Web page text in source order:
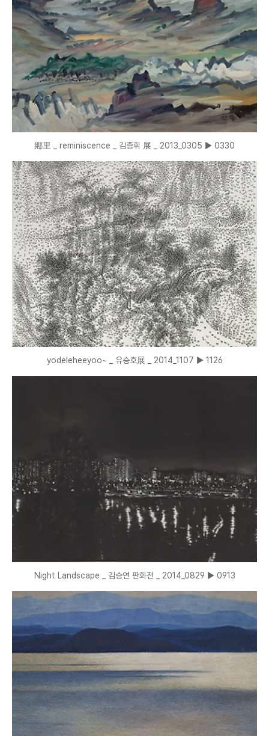
鄕里 _ reminiscence _ 김종휘 展 _ 2013_0305 ▶ 0330
yodeleheeyoo~ _ 유승호展 _ 2014_1107 ▶ 1126
Night Landscape _ 김승연 판화전 _ 2014_0829 ▶ 0913